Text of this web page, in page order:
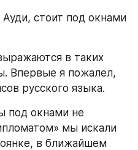
стоит под окнами
в таких
Впервые я пожалел,
русского языка.
под окнами не
мы искали
в ближайшем